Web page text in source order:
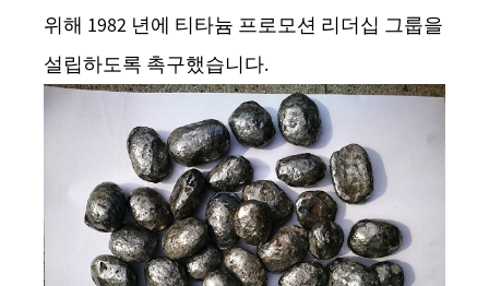
위해 1982 년에 티타늄 프로모션 리더십 그룹을
설립하도록 촉구했습니다.